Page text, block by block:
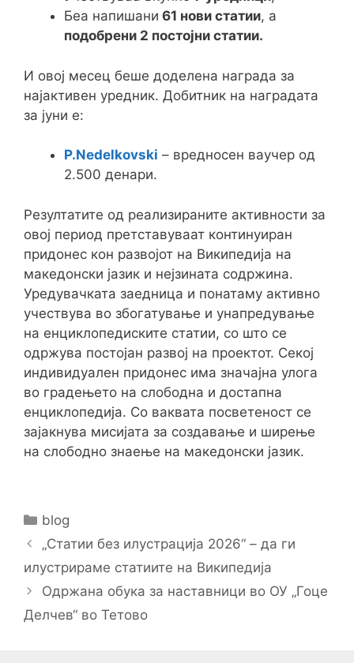
Беа напишани 61 нови статии, а
подобрени 2 постојни статии.
И овој месец беше доделена награда за
најактивен уредник. Добитник на наградата
за јуни е:
P.Nedelkovski – вредносен ваучер од
2.500 денари.
Резултатите од реализираните активности за
овој период претставуваат континуиран
придонес кон развојот на Википедија на
македонски јазик и нејзината содржина.
Уредувачката заедница и понатаму активно
учествува во збогатување и унапредување
на енциклопедиските статии, со што се
одржува постојан развој на проектот. Секој
индивидуален придонес има значајна улога
во градењето на слободна и достапна
енциклопедија. Со ваквата посветеност се
зајакнува мисијата за создавање и ширење
на слободно знаење на македонски јазик.
Categories
blog
Post
navigation
„Статии без илустрација 2026“ – да ги
илустрираме статиите на Википедија
Одржана обука за наставници во ОУ „Гоце
Делчев“ во Тетово